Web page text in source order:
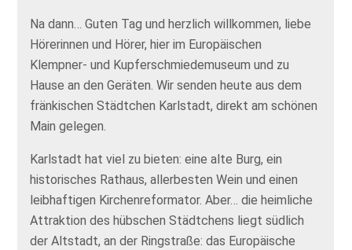
Na dann… Guten Tag und herzlich willkommen, liebe
Hörerinnen und Hörer, hier im Europäischen
Klempner- und Kupferschmiedemuseum und zu
Hause an den Geräten. Wir senden heute aus dem
fränkischen Städtchen Karlstadt, direkt am schönen
Main gelegen.
Karlstadt hat viel zu bieten: eine alte Burg, ein
historisches Rathaus, allerbesten Wein und einen
leibhaftigen Kirchenreformator. Aber… die heimliche
Attraktion des hübschen Städtchens liegt südlich
der Altstadt, an der Ringstraße: das Europäische